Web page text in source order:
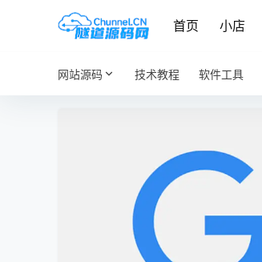
首页 小店
网站源码 技术教程 软件工具